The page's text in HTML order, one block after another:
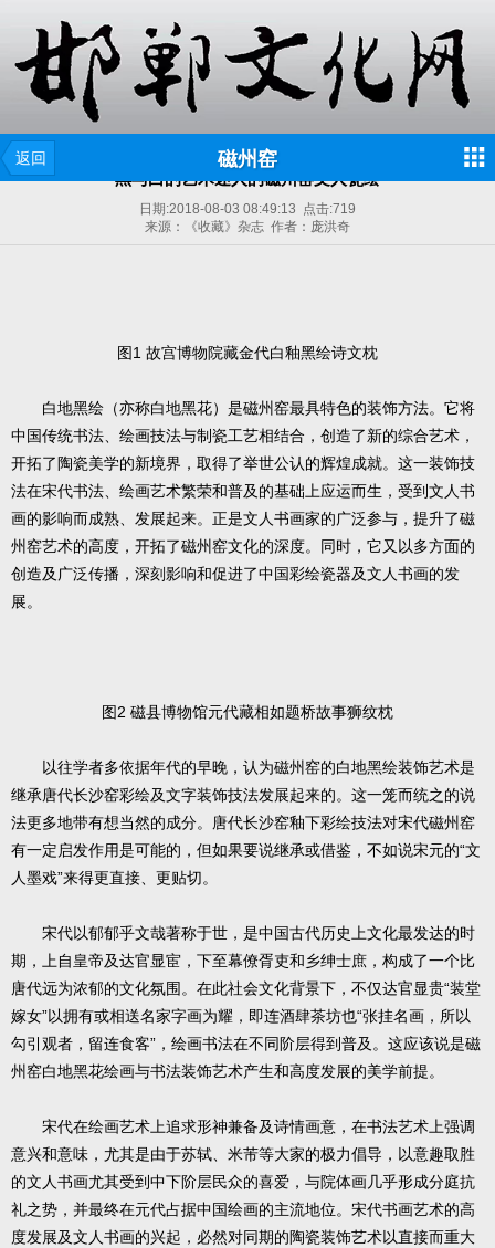
返回 磁州窑
黑与白的艺术迷人的磁州窑文人瓷绘
日期:2018-08-03 08:49:13 点击:719
来源：《收藏》杂志 作者：庞洪奇
图1 故宫博物院藏金代白釉黑绘诗文枕
白地黑绘（亦称白地黑花）是磁州窑最具特色的装饰方法。它将
中国传统书法、绘画技法与制瓷工艺相结合，创造了新的综合艺术，
开拓了陶瓷美学的新境界，取得了举世公认的辉煌成就。这一装饰技
法在宋代书法、绘画艺术繁荣和普及的基础上应运而生，受到文人书
画的影响而成熟、发展起来。正是文人书画家的广泛参与，提升了磁
州窑艺术的高度，开拓了磁州窑文化的深度。同时，它又以多方面的
创造及广泛传播，深刻影响和促进了中国彩绘瓷器及文人书画的发
展。
图2 磁县博物馆元代藏相如题桥故事狮纹枕
以往学者多依据年代的早晚，认为磁州窑的白地黑绘装饰艺术是
继承唐代长沙窑彩绘及文字装饰技法发展起来的。这一笼而统之的说
法更多地带有想当然的成分。唐代长沙窑釉下彩绘技法对宋代磁州窑
有一定启发作用是可能的，但如果要说继承或借鉴，不如说宋元的“文
人墨戏”来得更直接、更贴切。
宋代以郁郁乎文哉著称于世，是中国古代历史上文化最发达的时
期，上自皇帝及达官显宦，下至幕僚胥吏和乡绅士庶，构成了一个比
唐代远为浓郁的文化氛围。在此社会文化背景下，不仅达官显贵“装堂
嫁女”以拥有或相送名家字画为耀，即连酒肆茶坊也“张挂名画，所以
勾引观者，留连食客”，绘画书法在不同阶层得到普及。这应该说是磁
州窑白地黑花绘画与书法装饰艺术产生和高度发展的美学前提。
宋代在绘画艺术上追求形神兼备及诗情画意，在书法艺术上强调
意兴和意味，尤其是由于苏轼、米芾等大家的极力倡导，以意趣取胜
的文人书画尤其受到中下阶层民众的喜爱，与院体画几乎形成分庭抗
礼之势，并最终在元代占据中国绘画的主流地位。宋代书画艺术的高
度发展及文人书画的兴起，必然对同期的陶瓷装饰艺术以直接而重大